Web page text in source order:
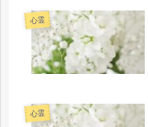
心霊
心霊